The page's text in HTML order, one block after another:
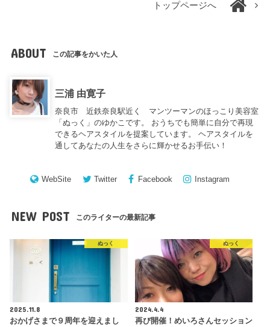
トップページへ
ABOUT この記事をかいた人
三浦 由寛子
奈良市 近鉄奈良駅近く マンツーマンのほっこり美容室
「ぬっく」のゆかこです。 おうちでも簡単に自分で再現
できるヘアスタイルを提案しています。 ヘアスタイルを
通してあなたの人生をさらに輝かせるお手伝い！
WebSite Twitter Facebook Instagram
NEW POST このライターの最新記事
ぬっく
2025.11.8
おかげさまで９周年を迎えまし
ぬっく
2024.4.4
再び開催！めいろさんセッション